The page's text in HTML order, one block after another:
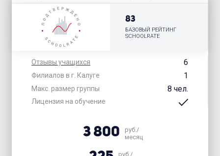
Отзывы учащихся 6
Филиалов в г. Калуге 1
Макс. размер группы 8 чел.
Лицензия на обучение
83
БАЗОВЫЙ РЕЙТИНГ
SCHOOLRATE
3 800
руб./
месяц
руб./